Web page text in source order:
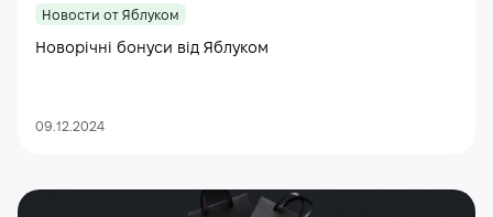
Новости от Яблуком
Новорічні бонуси від Яблуком
09.12.2024